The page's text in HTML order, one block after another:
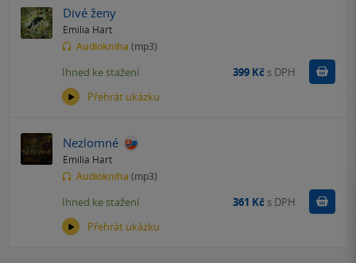
Divé ženy
Emilia Hart
Audiokniha (mp3)
Přehrát ukázku
Ihned ke stažení 399 Kč s DPH Koupit
Nezlomné
Emilia Hart
Audiokniha (mp3)
Přehrát ukázku
Ihned ke stažení 361 Kč s DPH Koupit